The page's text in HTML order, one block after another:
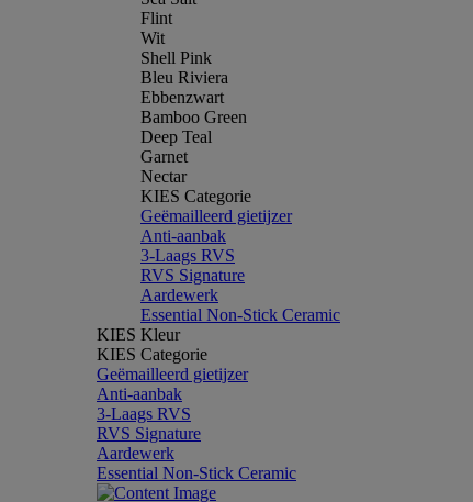
Flint
Wit
Shell Pink
Bleu Riviera
Ebbenzwart
Bamboo Green
Deep Teal
Garnet
Nectar
KIES Categorie
Geëmailleerd gietijzer
Anti-aanbak
3-Laags RVS
RVS Signature
Aardewerk
Essential Non-Stick Ceramic
KIES Kleur
KIES Categorie
Geëmailleerd gietijzer
Anti-aanbak
3-Laags RVS
RVS Signature
Aardewerk
Essential Non-Stick Ceramic